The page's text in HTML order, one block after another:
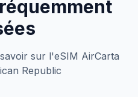
sur l'eSIM AirCarta
Republic